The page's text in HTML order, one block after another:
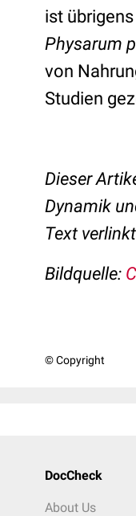
ist
Physarum
von
Studien
Dieser
Dynamik
Text
Bildquelle:
© Copyright
DocCheck
About Us